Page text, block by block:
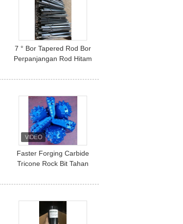
7 ° Bor Tapered Rod Bor
Perpanjangan Rod Hitam
Demand
Faster Forging Carbide
Tricone Rock Bit Tahan
Minyak Dan Gas